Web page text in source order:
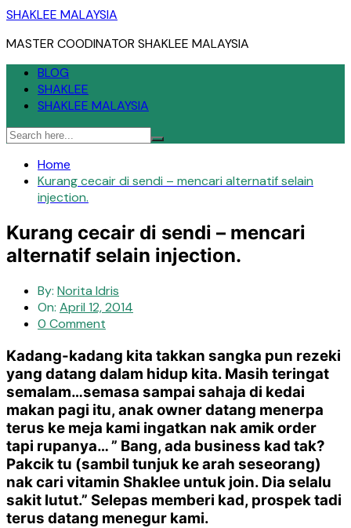
Skip
content
SHAKLEE MALAYSIA
MASTER COODINATOR SHAKLEE MALAYSIA
BLOG
SHAKLEE
SHAKLEE MALAYSIA
Home
Kurang cecair di sendi – mencari alternatif selain
injection.
Kurang cecair di sendi – mencari
alternatif selain injection.
By: Norita Idris
On: April 12, 2014
0 Comment
Kadang-kadang kita takkan sangka pun rezeki
yang datang dalam hidup kita. Masih teringat
semalam…semasa sampai sahaja di kedai
makan pagi itu, anak owner datang menerpa
terus ke meja kami ingatkan nak amik order
tapi rupanya… ” Bang, ada business kad tak?
Pakcik tu (sambil tunjuk ke arah seseorang)
nak cari vitamin Shaklee untuk join. Dia selalu
sakit lutut.” Selepas memberi kad, prospek tadi
terus datang menegur kami.